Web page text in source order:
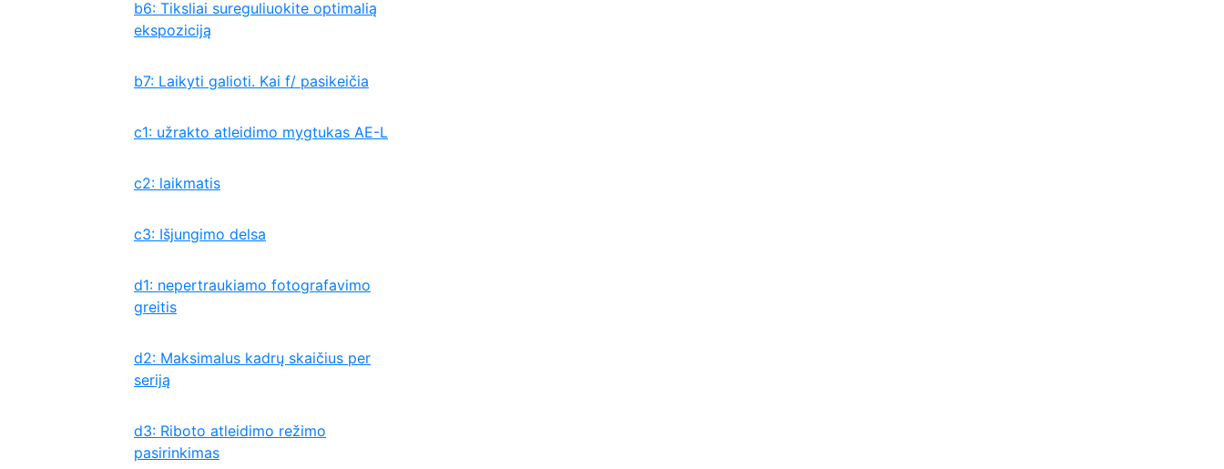
b6: Tiksliai sureguliuokite optimalią
ekspoziciją
b7: Laikyti galioti. Kai f/ pasikeičia
c1: užrakto atleidimo mygtukas AE-L
c2: laikmatis
c3: Išjungimo delsa
d1: nepertraukiamo fotografavimo
greitis
d2: Maksimalus kadrų skaičius per
seriją
d3: Riboto atleidimo režimo
pasirinkimas